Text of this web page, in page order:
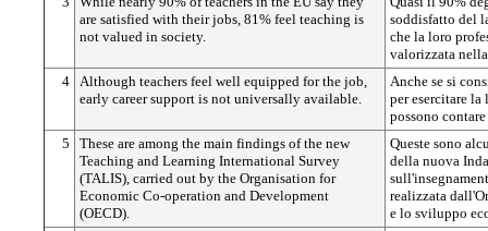
are satisfied with their jobs, 81% feel teaching is
not valued in society.
soddisfatto del
che la loro
valorizzata
4 Although teachers feel well equipped for the job,
early career support is not universally available.
Anche se si
per esercitare la
possono
5
These are among the main findings of the new
Teaching and Learning International Survey
(TALIS), carried out by the Organisation for
Economic Co-operation and Development
(OECD).
Queste sono
della nuova
realizzata
e lo sviluppo